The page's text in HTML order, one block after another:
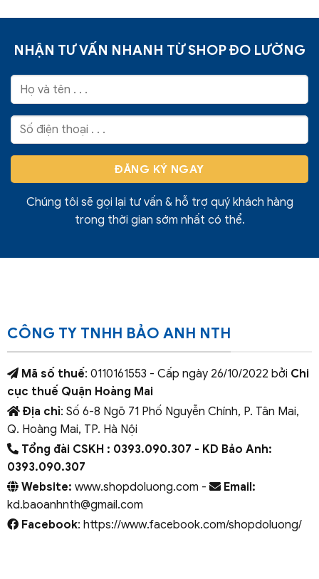
NHẬN TƯ VẤN NHANH TỪ SHOP ĐO LƯỜNG
Chúng tôi sẽ gọi lại tư vấn & hỗ trợ quý khách hàng
trong thời gian sớm nhất có thể.
CÔNG TY TNHH BẢO ANH NTH
Mã số thuế: 0110161553 - Cấp ngày 26/10/2022 bởi Chi
cục thuế Quận Hoàng Mai
Địa chỉ: Số 6-8 Ngõ 71 Phố Nguyễn Chính, P. Tân Mai,
Q. Hoàng Mai, TP. Hà Nội
Tổng đài CSKH : 0393.090.307 - KD Bảo Anh:
0393.090.307
Website: www.shopdoluong.com -
Email:
kd.baoanhnth@gmail.com
Facebook: https://www.facebook.com/shopdoluong/